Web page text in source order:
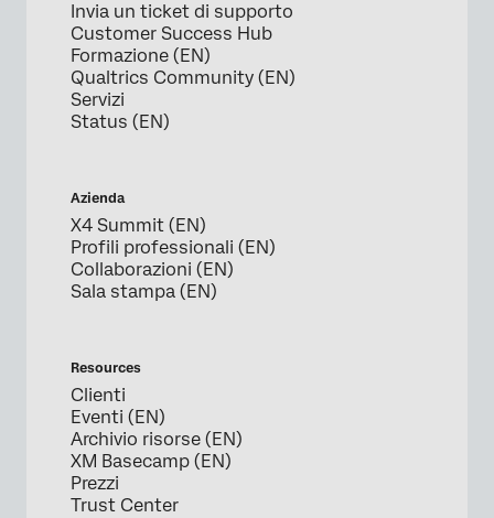
Invia un ticket di supporto
Customer Success Hub
Formazione (EN)
Qualtrics Community (EN)
Servizi
Status (EN)
Azienda
X4 Summit (EN)
Profili professionali (EN)
Collaborazioni (EN)
Sala stampa (EN)
Resources
Clienti
Eventi (EN)
Archivio risorse (EN)
XM Basecamp (EN)
Prezzi
Trust Center